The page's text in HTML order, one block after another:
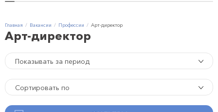
Главная Вакансии Профессии Арт-директор
Арт-директор
Показывать за период
Сортировать по